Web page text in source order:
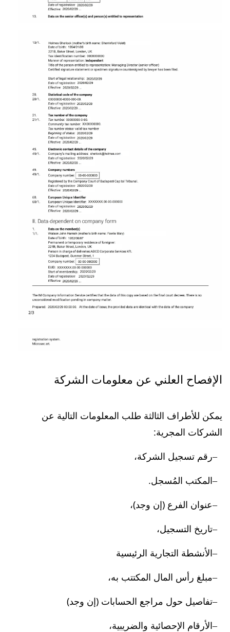
الإفصاح العلني عن معلومات الشركة
يمكن للأطراف الثالثة طلب المعلومات التالية عن
الشركات المجرية:
رقم تسجيل الشركة،
المكتب المُسجل.
عنوان الفرع (إن وجد)،
تاريخ التسجيل،
الأنشطة التجارية الرئيسية
مبلغ رأس المال المكتتب به،
تفاصيل حول مراجع الحسابات (إن وجد)
الأرقام الإحصائية والضريبية،